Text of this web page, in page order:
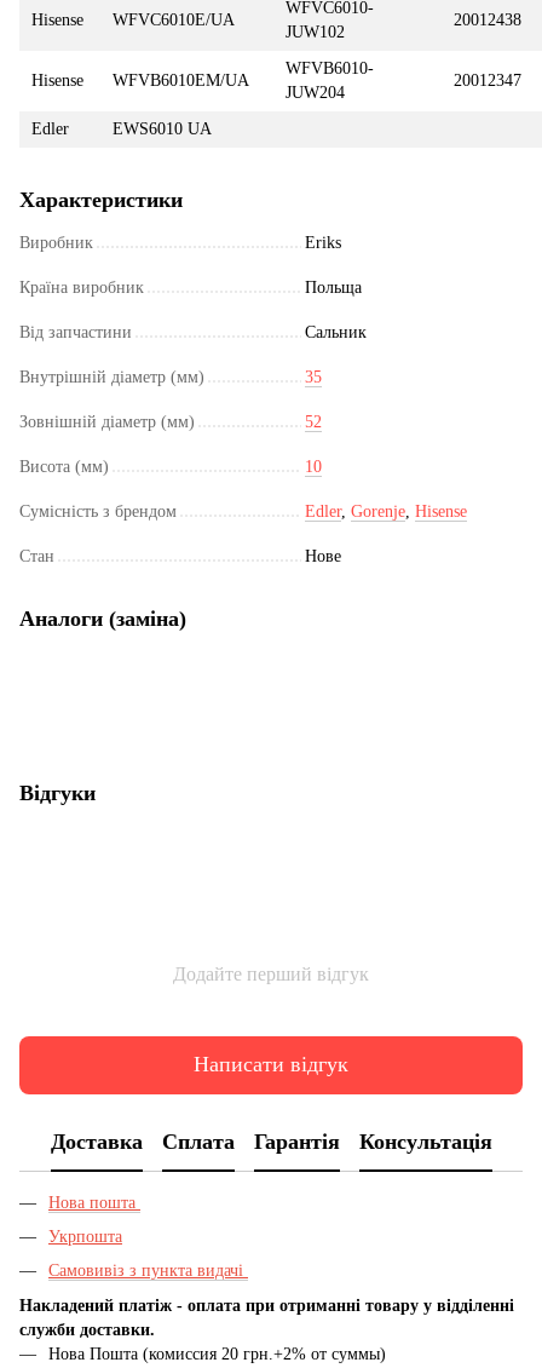
Hisense WFVC6010E/UA
WFVC6010-
JUW102
20012438
Hisense WFVB6010EM/UA
WFVB6010-
JUW204
20012347
Edler EWS6010 UA
Характеристики
Виробник Eriks
Країна виробник Польща
Від запчастини Сальник
Внутрішній діаметр (мм) 35
Зовнішній діаметр (мм) 52
Висота (мм) 10
Сумісність з брендом Edler, Gorenje Hisense
Стан Нове
Аналоги (заміна)
Відгуки
Додайте перший відгук
Написати відгук
Доставка Сплата Гарантія Консультація
Нова пошта
Укрпошта
Самовивіз з пункта видачі
Накладений платіж - оплата при отриманні товару у відділенні
служби доставки.
Нова Пошта (комиссия 20 грн.+2% от суммы)